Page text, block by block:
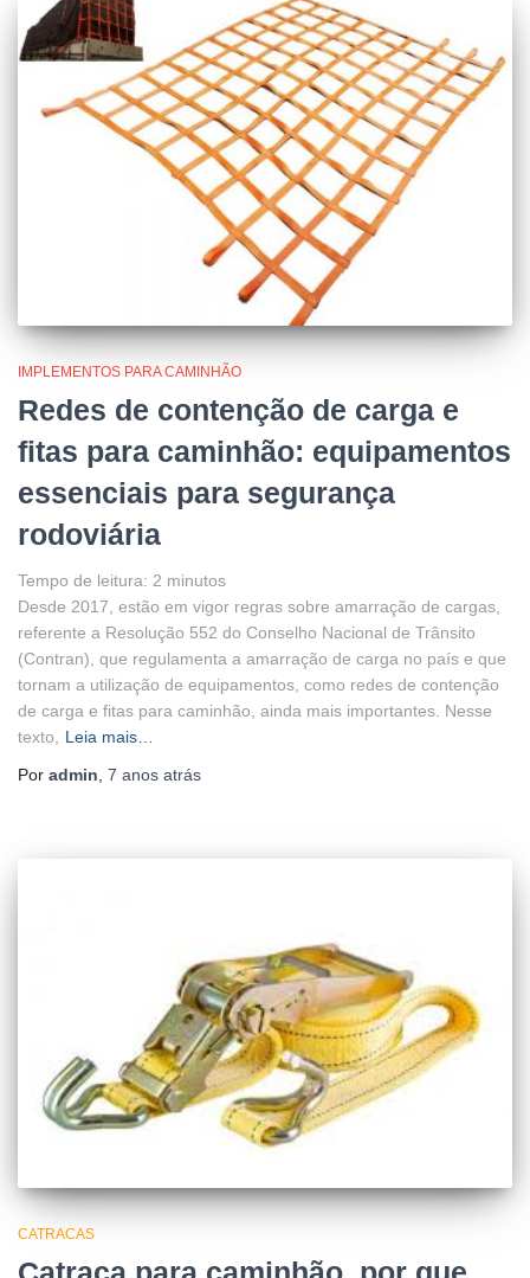
IMPLEMENTOS PARA CAMINHÃO
Redes de contenção de carga e
fitas para caminhão: equipamentos
essenciais para segurança
rodoviária
Tempo de leitura: 2 minutos
Desde 2017, estão em vigor regras sobre amarração de cargas,
referente a Resolução 552 do Conselho Nacional de Trânsito
(Contran), que regulamenta a amarração de carga no país e que
tornam a utilização de equipamentos, como redes de contenção
de carga e fitas para caminhão, ainda mais importantes. Nesse
texto,
Leia mais…
Por admin 7 anos atrás
CATRACAS